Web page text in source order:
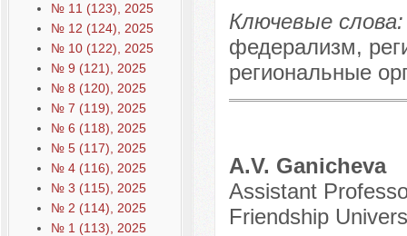
№ 11 (123), 2025
№ 12 (124), 2025
№ 10 (122), 2025
№ 9 (121), 2025
№ 8 (120), 2025
№ 7 (119), 2025
№ 6 (118), 2025
№ 5 (117), 2025
№ 4 (116), 2025
№ 3 (115), 2025
№ 2 (114), 2025
№ 1 (113), 2025
Ключевые слова:
федерализм,
региональные
A.V. Ganicheva
Assistant
Friendship